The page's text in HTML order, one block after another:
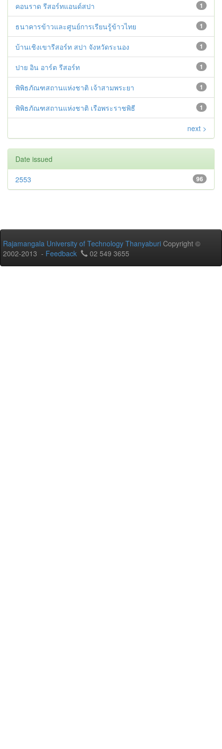
1
คอนราด รีสอร์ทแอนด์สปา
1
ธนาคารข้าวและศูนย์การเรียนรู้ข้าวไทย
1
บ้านเชิงเขารีสอร์ท สปา จังหวัดระนอง
1
ปาย อิน อาร์ต รีสอร์ท
1
พิพิธภัณฑสถานแห่งชาติ เจ้าสามพระยา
1
พิพิธภัณฑสถานแห่งชาติ เรือพระราชพิธี
next >
Date issued
96
2553
Rajamangala University of Technology Thanyaburi Copyright ©
2002-2013 - Feedback 02 549 3655